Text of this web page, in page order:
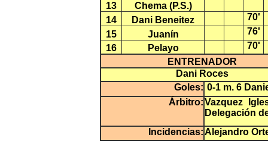
13
Chema (P.S.)
14
Dani Beneitez
70'
15
Juanín
76'
16
Pelayo
70'
ENTRENADOR
Dani Roces
Goles: 0-1 m. 6
Árbitro:Vazquez
Delegación
Incidencias:Alejandro